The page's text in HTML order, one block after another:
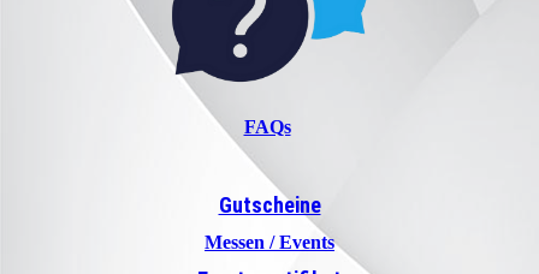
FAQs
Gutscheine
Messen / Events